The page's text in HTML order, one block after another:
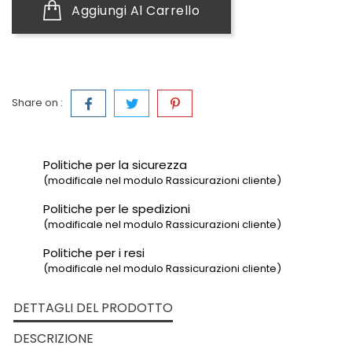
Aggiungi Al Carrello
Share on :
Politiche per la sicurezza
(modificale nel modulo Rassicurazioni cliente)
Politiche per le spedizioni
(modificale nel modulo Rassicurazioni cliente)
Politiche per i resi
(modificale nel modulo Rassicurazioni cliente)
DETTAGLI DEL PRODOTTO
DESCRIZIONE